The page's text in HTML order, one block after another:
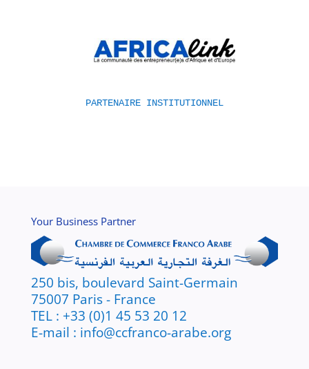
PARTENAIRE INSTITUTIONNEL
Your Business Partner
250 bis, boulevard Saint-Germain
75007 Paris - France
TEL : +33 (0)1 45 53 20 12
E-mail : info@ccfranco-arabe.org